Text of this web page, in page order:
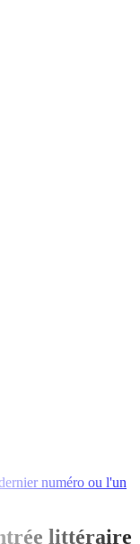
numéro ou l'un
littéraire